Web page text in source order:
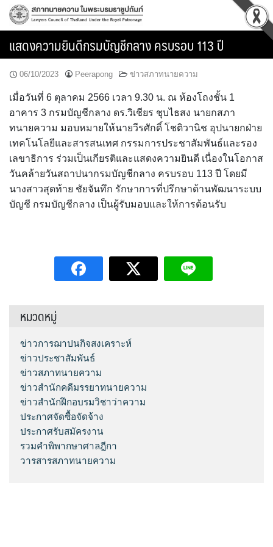
Skip
แสดงความยินดีกรมบัญชีกลาง ครบรอบ 113 ปี
06/10/2023 Peerapong ข่าวสภาทนายความ
เมื่อวันที่ 6 ตุลาคม 2566 เวลา 9.30 น. ณ ห้องโถงชั้น 1
อาคาร 3 กรมบัญชีกลาง ดร.วิเชียร ชุบไธสง นายกสภา
ทนายความ มอบหมายให้นายวีรศักดิ์ โชติวานิช อุปนายกฝ่าย
เทคโนโลยีและสารสนเทศ กรรมการประชาสัมพันธ์และรอง
เลขาธิการ ร่วมเป็นเกียรติและแสดงความยินดี เนื่องในโอกาส
วันคล้ายวันสถาปนากรมบัญชีกลาง ครบรอบ 113 ปี โดยมี
นางสาวสุดท้าย ชัยจันทึก รักษาการที่ปรึกษาด้านพัฒนาระบบ
บัญชี กรมบัญชีกลาง เป็นผู้รับมอบและให้การต้อนรับ
หมวดหมู่
ข่าวการฌาปนกิจสงเคราะห์
ข่าวประชาสัมพันธ์
ข่าวสภาทนายความ
ข่าวสำนักคดีมรรยาทนายความ
ข่าวสำนักฝึกอบรมวิชาว่าความ
ประกาศจัดซื้อจัดจ้าง
ประกาศรับสมัครงาน
รวมคำพิพากษาศาลฎีกา
วารสารสภาทนายความ